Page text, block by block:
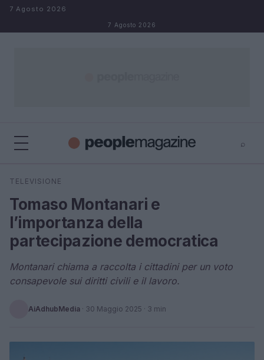
Salta al contenuto
7 Agosto 2026
7 Agosto 2026
⌕
Cerca
TELEVISIONE
Tomaso Montanari e
l’importanza della
partecipazione democratica
Montanari chiama a raccolta i cittadini per un voto
consapevole sui diritti civili e il lavoro.
AiAdhubMedia · 30 Maggio 2025 · 3 min